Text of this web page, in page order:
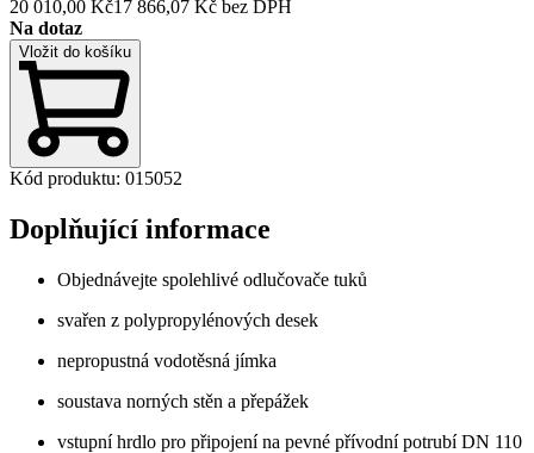
20 010,00 Kč17 866,07 Kč bez DPH
Na dotaz
Vložit do košíku
Kód produktu: 015052
Doplňující informace
Objednávejte spolehlivé odlučovače tuků
svařen z polypropylénových desek
nepropustná vodotěsná jímka
soustava norných stěn a přepážek
vstupní hrdlo pro připojení na pevné přívodní potrubí DN 110